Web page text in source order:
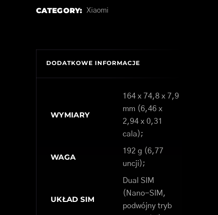
CATEGORY: Xiaomi
DODATKOWE INFORMACJE
WYMIARY
164 x 74,8 x 7,9
mm (6,46 x
2,94 x 0,31
cala);
WAGA
192 g (6,77
uncji);
UKŁAD SIM
Dual SIM
(Nano-SIM,
podwójny tryb